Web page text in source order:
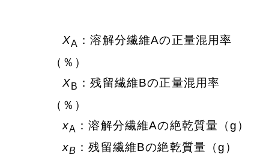
XA ：溶解分繊維Aの正量混用率
（％）
XB ：残留繊維Bの正量混用率
（％）
xA ：溶解分繊維Aの絶乾質量（g）
xB ：残留繊維Bの絶乾質量（g）